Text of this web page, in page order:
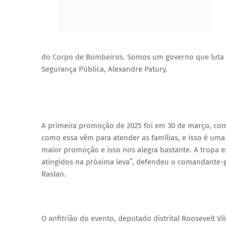
do Corpo de Bombeiros. Somos um governo que
Segurança Pública, Alexandre Patury.
A primeira promoção de 2025 foi em 30 de março,
como essa vêm para atender as famílias, e isso é
maior promoção e isso nos alegra bastante. A tropa
atingidos na próxima leva”, defendeu o
Raslan.
O anfitrião do evento, deputado distrital Roosevelt